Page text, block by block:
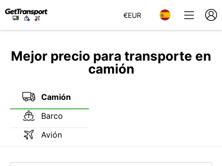
€EUR
Mejor precio para transporte en
camión
Camión
Barco
Avión